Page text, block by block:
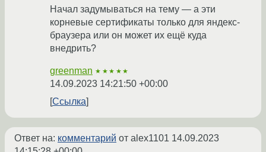
Начал задумываться на тему — а эти
корневые сертификаты только для яндекс-
браузера или он может их ещё куда
внедрить?
greenman ★★★★★
14.09.2023 14:21:50 +00:00
Ссылка
Ответ на: комментарий от alex1101 14.09.2023